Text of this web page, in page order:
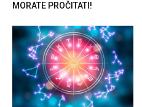
MORATE PROČITATI!